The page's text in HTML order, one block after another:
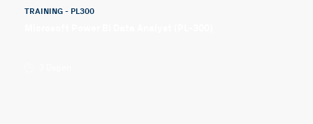
TRAINING - PL300